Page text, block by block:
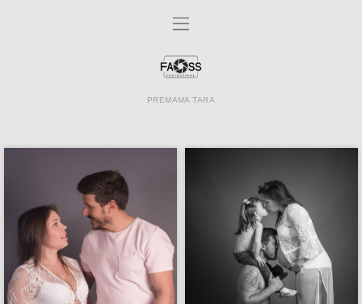
PREMAMA TARA